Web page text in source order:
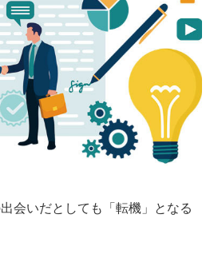
会いだとしても「転機」となる